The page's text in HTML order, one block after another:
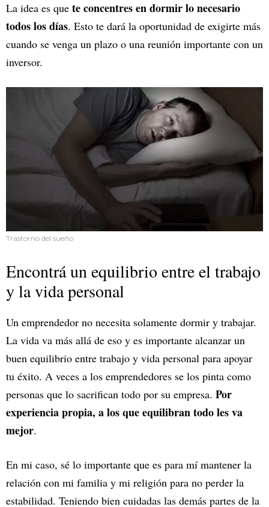
La idea es que te concentres en dormir lo necesario
todos los días. Esto te dará la oportunidad de exigirte más
cuando se venga un plazo o una reunión importante con un
inversor.
Trastorno del sueño
Encontrá un equilibrio entre el trabajo
y la vida personal
Un emprendedor no necesita solamente dormir y trabajar.
La vida va más allá de eso y es importante alcanzar un
buen equilibrio entre trabajo y vida personal para apoyar
tu éxito. A veces a los emprendedores se los pinta como
personas que lo sacrifican todo por su empresa. Por
experiencia propia, a los que equilibran todo les va
mejor.
En mi caso, sé lo importante que es para mí mantener la
relación con mi familia y mi religión para no perder la
estabilidad. Teniendo bien cuidadas las demás partes de la